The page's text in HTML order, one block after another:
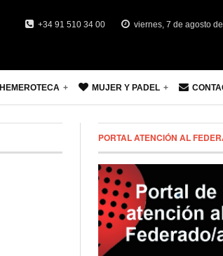
+34 91 510 34 00 viernes, 7 de agosto
HEMEROTECA MUJER Y PADEL
PORTAL ATENCIÓN AL